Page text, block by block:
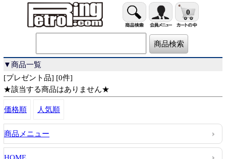
0
▼商品一覧
[プレゼント品] [0件]
★該当する商品はありません★
価格順 人気順
商品メニュー